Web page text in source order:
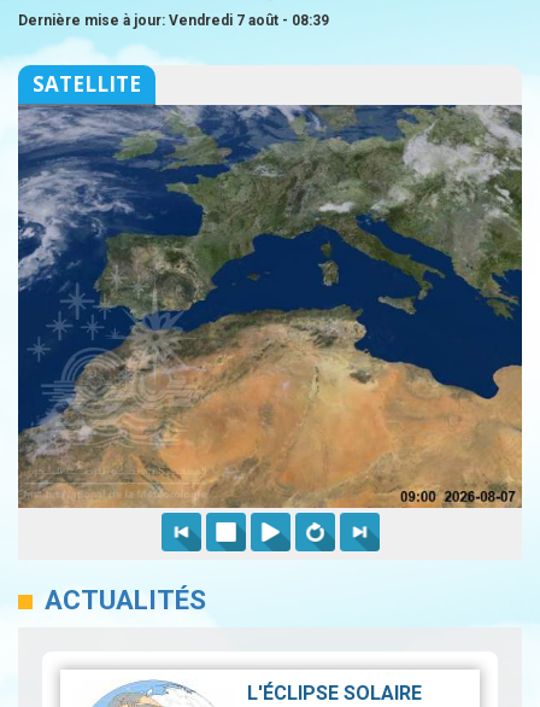
Dernière mise à jour: Vendredi 7 août - 08:39
SATELLITE
ACTUALITÉS
L'ÉCLIPSE SOLAIRE